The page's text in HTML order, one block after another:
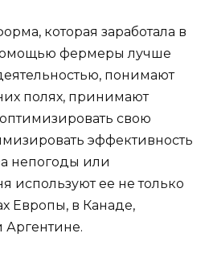
которая заработала в
фермеры лучше
понимают
полях, принимают
свою
эффективность
непогоды или
используют ее не только
Европы, в Канаде,
Аргентине.